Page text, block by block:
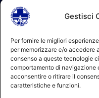
Gestisci
Per fornire le migliori
per memorizzare e/o accedere
consenso a queste tecnologie
comportamento di navigazione
acconsentire o ritirare il
caratteristiche e funzioni.
GDPR
GDPR
GDPR